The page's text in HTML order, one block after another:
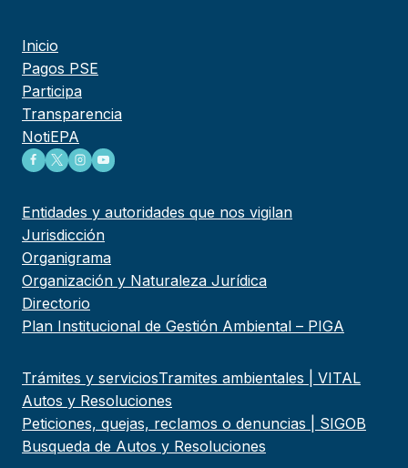
Inicio
Pagos PSE
Participa
Transparencia
NotiEPA
Entidades y autoridades que nos vigilan
Jurisdicción
Organigrama
Organización y Naturaleza Jurídica
Directorio
Plan Institucional de Gestión Ambiental – PIGA
Trámites y serviciosTramites ambientales | VITAL
Autos y Resoluciones
Peticiones, quejas, reclamos o denuncias | SIGOB
Busqueda de Autos y Resoluciones